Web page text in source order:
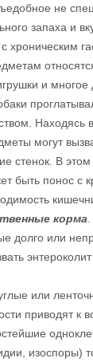
не
запаха и
с хроническим
и
Находясь
могут
стенок. В
быть понос с
корма
долго или
или
приводят к
изоспоры)